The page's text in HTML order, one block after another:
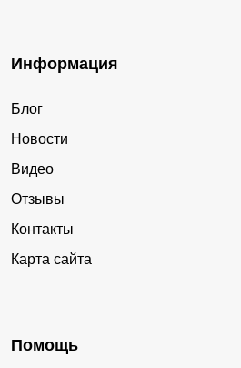
Информация
Блог
Новости
Видео
Отзывы
Контакты
Карта сайта
Помощь